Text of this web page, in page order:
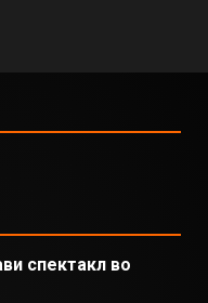
спектакл во